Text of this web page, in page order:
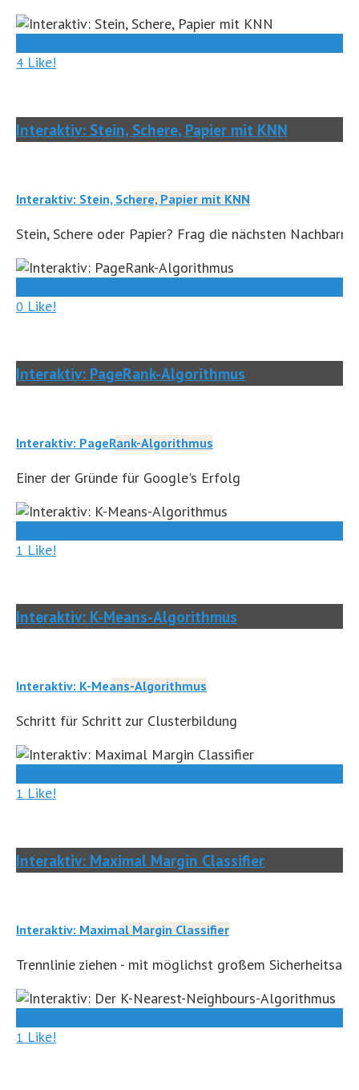
4 Like!
Interaktiv: Stein, Schere, Papier mit KNN
Interaktiv: Stein, Schere, Papier mit KNN
Stein, Schere oder Papier? Frag die nächsten Nachbarn.
0 Like!
Interaktiv: PageRank-Algorithmus
Interaktiv: PageRank-Algorithmus
Einer der Gründe für Google's Erfolg
1 Like!
Interaktiv: K-Means-Algorithmus
Interaktiv: K-Means-Algorithmus
Schritt für Schritt zur Clusterbildung
1 Like!
Interaktiv: Maximal Margin Classifier
Interaktiv: Maximal Margin Classifier
Trennlinie ziehen - mit möglichst großem
1 Like!